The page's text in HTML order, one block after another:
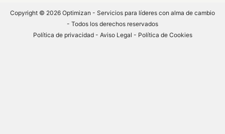
Copyright © 2026 Optimizan - Servicios para líderes con alma de cambio
- Todos los derechos reservados
Política de privacidad- Aviso Legal - Política de Cookies